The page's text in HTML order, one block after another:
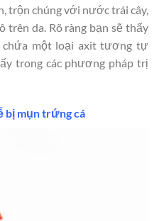
trộn chúng với nước trái cây,
trên da. Rõ ràng bạn sẽ thấy
một loại axit tương tự
trong các phương pháp trị
bị mụn trứng cá